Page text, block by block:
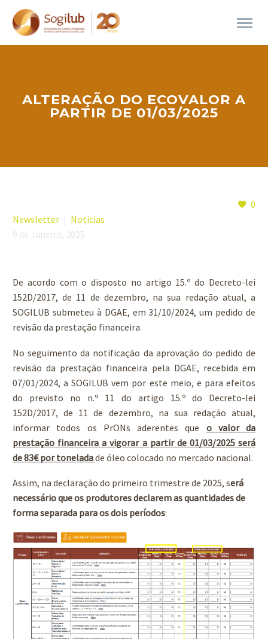
ALTERAÇÃO DO ECOVALOR A
PARTIR DE 01/03/2025
0
Newsletter
Noticias
9 de Janeiro, 2025
De acordo com o disposto no artigo 15.º do Decreto-lei
152D/2017, de 11 de dezembro, na sua redação atual, a
SOGILUB submeteu à DGAE, em 31/10/2024, um pedido de
revisão da prestação financeira.
No seguimento da notificação da aprovação do pedido de
revisão da prestação financeira pela DGAE, recebida em
07/01/2024, a SOGILUB vem por este meio, e para efeitos
do previsto no n.º 11 do artigo 15.º do Decreto-lei
152D/2017, de 11 de dezembro, na sua redação atual,
informar todos os PrONs aderentes que o valor da
prestação financeira a vigorar a partir de 01/03/2025 será
de 83€ por toneladade óleo colocado no mercado nacional.
Assim, na declaração do primeiro trimestre de 2025, será
necessário que os produtores declarem as quantidades de
forma separada para os dois períodos: